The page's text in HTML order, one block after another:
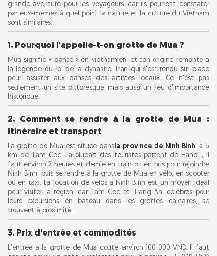
3. Prix d'entrée et commodités
4. L'ascension : 500 marches en pierre pour
atteindre le panorama
5. Meilleur moment pour visiter la grotte de
Mua
6. Autres attractions à proximité
7. Éléments essentiels à emporter pour visiter
la grotte de Mua
8. Hébergement local
FAQ sur la grotte de Mua
grande aventure pour les voyageurs, car ils pourront constater
par eux-mêmes à quel point la nature et la culture du Vietnam
sont similaires.
1. Pourquoi l'appelle-t-on grotte de Mua ?
Mua signifie « danse » en vietnamien, et son origine remonte à
la légende du roi de la dynastie Tran qui s'est rendu sur place
pour assister aux danses des artistes locaux. Ce n'est pas
seulement un site pittoresque, mais aussi un lieu d'importance
historique.
2. Comment se rendre à la grotte de Mua :
itinéraire et transport
La grotte de Mua est située dansla province de Ninh Binh, à 5
km de Tam Coc. La plupart des touristes partent de Hanoï ; il
faut environ 2 heures et demie en train ou en bus pour rejoindre
Ninh Binh, puis se rendre à la grotte de Mua en vélo, en scooter
ou en taxi. La location de vélos à Ninh Binh est un moyen idéal
pour visiter la région, car Tam Coc et Trang An, célèbres pour
leurs excursions en bateau dans les grottes calcaires, se
trouvent à proximité.
3. Prix d'entrée et commodités
L'entrée à la grotte de Mua coûte environ 100 000 VND. Il faut